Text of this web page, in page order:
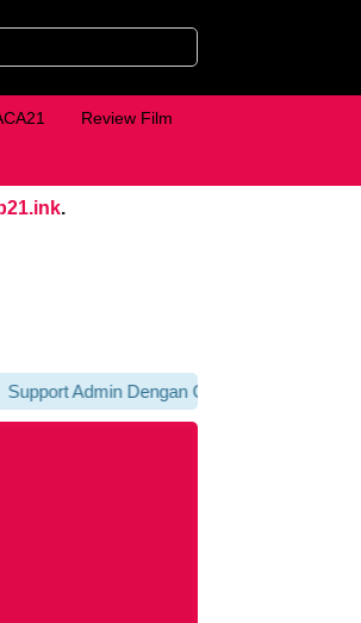
Review Film
.
Admin Dengan Cara Klik iklan Di